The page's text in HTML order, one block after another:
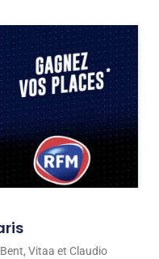
Vitaa et Claudio